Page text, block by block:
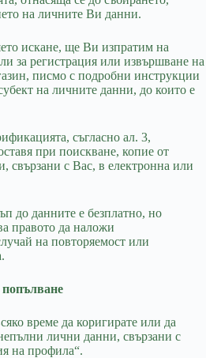
на личните Ви данни.
искане, ще Ви изпратим на
за регистрация или извършване на
писмо с подробни инструкции
на личните данни, до които е
съгласно ал. 3,
при поискване, копие от
свързани с Вас, в електронна или
до данните е безплатно, но
правото да наложи
на повторяемост или
време да коригирате или да
лични данни, свързани с
на профила“.